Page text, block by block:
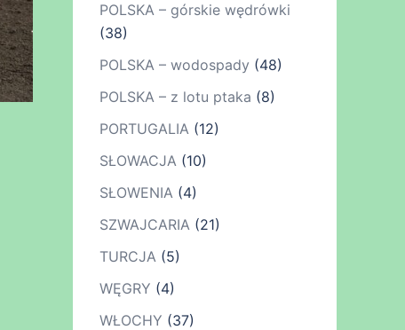
POLSKA – górskie wędrówki
(38)
POLSKA – wodospady (48)
POLSKA – z lotu ptaka (8)
PORTUGALIA(12)
SŁOWACJA(10)
SŁOWENIA(4)
SZWAJCARIA(21)
TURCJA(5)
WĘGRY (4)
WŁOCHY (37)